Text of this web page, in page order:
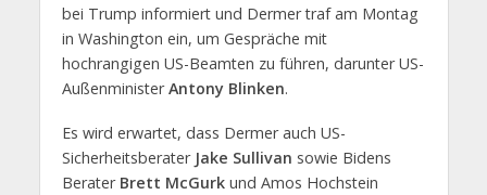
bei Trump informiert und Dermer traf am Montag
in Washington ein, um Gespräche mit
hochrangigen US-Beamten zu führen, darunter US-
AußenministerAntony Blinken.
Es wird erwartet, dass Dermer auch US-
Sicherheitsberater Jake Sullivan sowie Bidens
Berater Brett McGurkund Amos Hochstein